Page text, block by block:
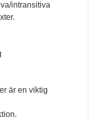
intransitiva
är en viktig